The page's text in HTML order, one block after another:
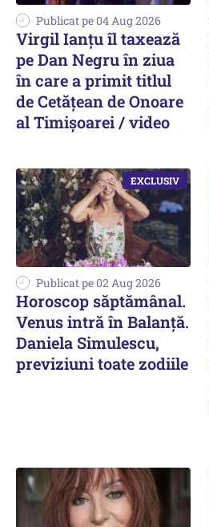
Publicat pe 04 Aug 2026
Virgil Ianțu îl taxează
pe Dan Negru în ziua
în care a primit titlul
de Cetățean de Onoare
al Timișoarei / video
Publicat pe 02 Aug 2026
Horoscop săptămânal.
Venus intră în Balanță.
Daniela Simulescu,
previziuni toate zodiile